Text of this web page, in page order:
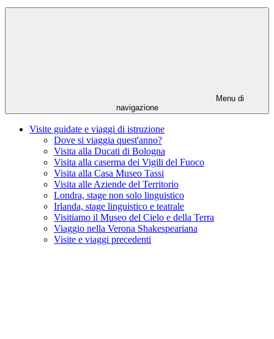
Menu di
navigazione
Visite guidate e viaggi di istruzione
Dove si viaggia quest'anno?
Visita alla Ducati di Bologna
Visita alla caserma dei Vigili del Fuoco
Visita alla Casa Museo Tassi
Visita alle Aziende del Territorio
Londra, stage non solo linguistico
Irlanda, stage linguistico e teatrale
Visitiamo il Museo del Cielo e della Terra
Viaggio nella Verona Shakespeariana
Visite e viaggi precedenti